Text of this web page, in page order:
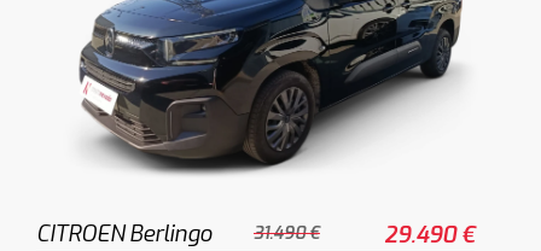
CITROEN Berlingo 31.490 € 29.490 €